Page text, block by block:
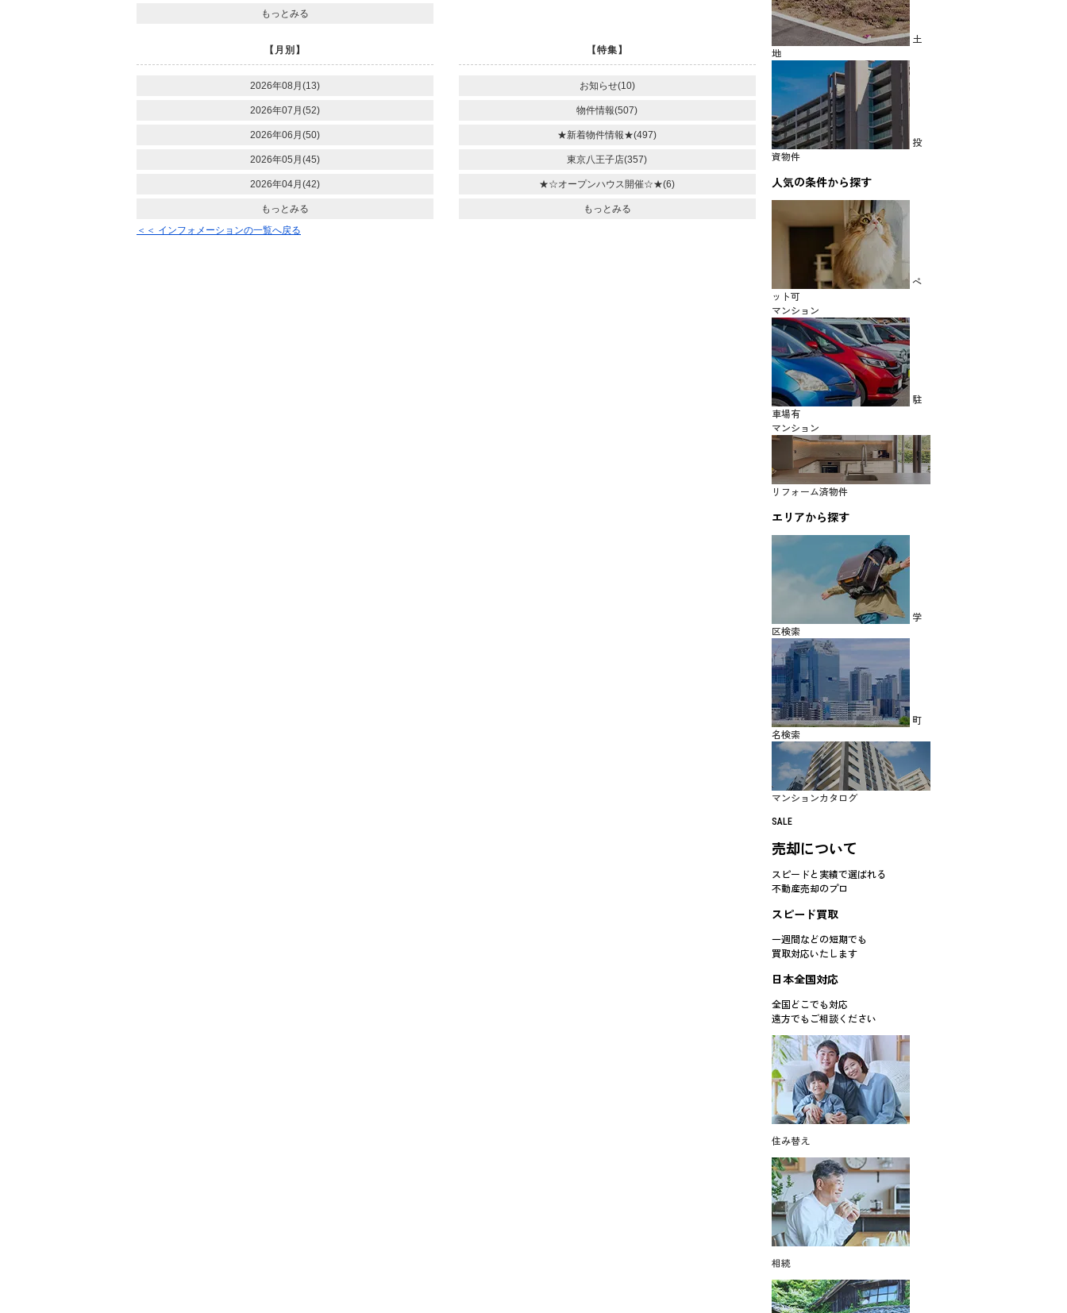
もっとみる
【月別】
2026年08月(13)
2026年07月(52)
2026年06月(50)
2026年05月(45)
2026年04月(42)
もっとみる
【特集】
お知らせ(10)
物件情報(507)
★新着物件情報★(497)
東京八王子店(357)
★☆オープンハウス開催☆★(6)
もっとみる
＜＜ インフォメーションの一覧へ戻る
土
地
投
資物件
人気の条件から探す
ペ
ット可
マンション
駐
車場有
マンション
リフォーム済物件
エリアから探す
学
区検索
町
名検索
マンションカタログ
SALE
売却について
スピードと実績で選ばれる
不動産売却のプロ
スピード買取
一週間などの短期でも
買取対応いたします
日本全国対応
全国どこでも対応
遠方でもご相談ください
住み替え
相続